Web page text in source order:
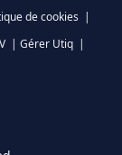
de cookies |
| Gérer Utiq |